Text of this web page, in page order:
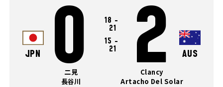
JPN 0 18 -
21
15 -
21
2 AUS
二見
長谷川
Clancy
Artacho Del Solar